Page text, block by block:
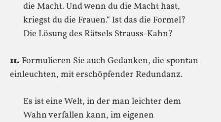
die Macht. Und wenn du die Macht hast,
kriegst du die Frauen.“ Ist das die Formel?
Die Lösung des Rätsels Strauss-Kahn?
11. Formulieren Sie auch Gedanken, die spontan
einleuchten, mit erschöpfender Redundanz.
Es ist eine Welt, in der man leichter dem
Wahn verfallen kann, im eigenen